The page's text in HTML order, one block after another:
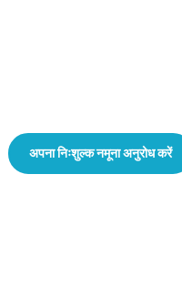
अपना निःशुल्क नमूना अनुरोध करें